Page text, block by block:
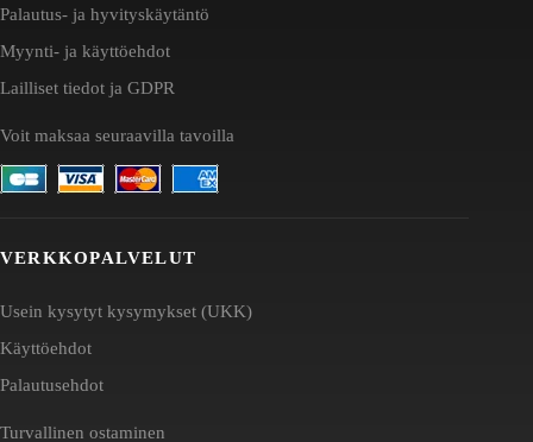
Palautus- ja hyvityskäytäntö
Myynti- ja käyttöehdot
Lailliset tiedot ja GDPR
Voit maksaa seuraavilla tavoilla
VERKKOPALVELUT
Usein kysytyt kysymykset (UKK)
Käyttöehdot
Palautusehdot
Turvallinen ostaminen